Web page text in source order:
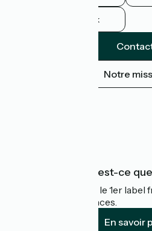
Facebook
Notre
Accueil Vélo qu'est-ce
Accueil Vélo c'est le 1er label
cyclistes en vacances.
En savoir